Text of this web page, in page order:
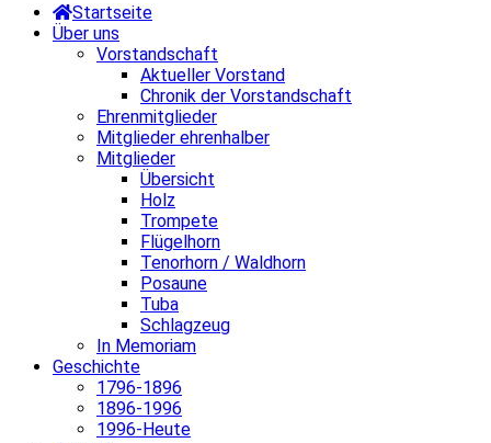
Startseite
Über uns
Vorstandschaft
Aktueller Vorstand
Chronik der Vorstandschaft
Ehrenmitglieder
Mitglieder ehrenhalber
Mitglieder
Übersicht
Holz
Trompete
Flügelhorn
Tenorhorn / Waldhorn
Posaune
Tuba
Schlagzeug
In Memoriam
Geschichte
1796-1896
1896-1996
1996-Heute